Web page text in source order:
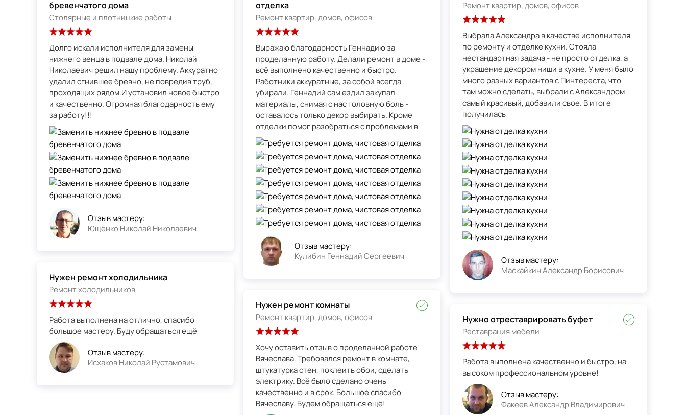
бревенчатого дома
Столярные и плотницкие работы
Долго искали исполнителя для замены
нижнего венца в подвале дома. Николай
Николаевич решил нашу проблему. Аккуратно
удалил сгнившее бревно, не повредив труб,
проходящих рядом.И установил новое быстро
и качественно. Огромная благодарность ему
за работу!!!
Отзыв мастеру:
Ющенко Николай Николаевич
Нужен ремонт холодильника
Ремонт холодильников
Работа выполнена на отлично, спасибо
большое мастеру. Буду обращаться ещё
Отзыв мастеру:
Исхаков Николай Рустамович
отделка
Ремонт квартир, домов, офисов
Выражаю благодарность Геннадию за
проделанную работу. Делали ремонт в доме -
всё выполнено качественно и быстро.
Работники аккуратные, за собой всегда
убирали. Геннадий сам ездил закупал
материалы, снимая с нас головную боль -
оставалось только декор выбирать. Кроме
отделки помог разобраться с проблемами в
Отзыв мастеру:
Кулибин Геннадий Сергеевич
Нужен ремонт комнаты
Ремонт квартир, домов, офисов
Хочу оставить отзыв о проделанной работе
Вячеслава. Требовался ремонт в комнате,
штукатурка стен, поклеить обои, сделать
электрику. Всё было сделано очень
качественно и в срок. Большое спасибо
Вячеславу. Будем обращаться ещё!
Ремонт квартир, домов, офисов
Выбрала Александра в качестве исполнителя
по ремонту и отделке кухни. Стояла
нестандартная задача - не просто отделка, а
украшение декором ниши в кухне. У меня было
много разных вариантов с Пинтереста, что
там можно сделать, выбрали с Александром
самый красивый, добавили свое. В итоге
получилась
Отзыв мастеру:
Маскайкин Александр Борисович
Нужно отреставрировать буфет
Реставрация мебели
Работа выполнена качественно и быстро, на
высоком профессиональном уровне!
Отзыв мастеру:
Факеев Александр Владимирович